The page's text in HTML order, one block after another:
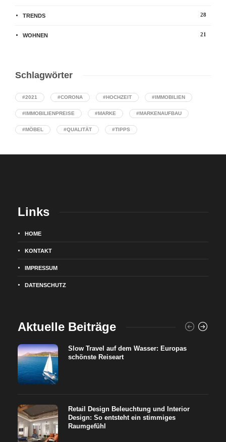
TRENDS 28
WOHNEN 21
Schlagwörter
#2021 #CORONA #HOCHZEIT #IMMOBILIEN
#IMMOBILIENPREISE #MARKE #MARKENAUFBAU
#MÖBEL #QUALITÄT #TIPPS
Links
HOME
KONTAKT
IMPRESSUM
DATENSCHUTZ
Aktuelle Beiträge
Slow Travel auf dem Wasser: Europas
schönste Reiseart
Retail Design Beleuchtung und Interior
Design: So entsteht ein stimmiges
Raumgefühl